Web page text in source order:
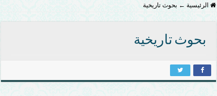
الرئيسية ← بحوث تاريخية
بحوث تاريخية